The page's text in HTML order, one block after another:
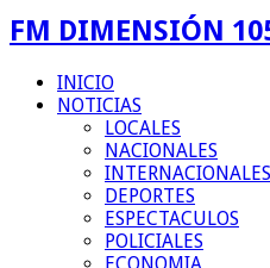
FM DIMENSIÓN
INICIO
NOTICIAS
LOCALES
NACIONALES
INTERNACIONALES
DEPORTES
ESPECTACULOS
POLICIALES